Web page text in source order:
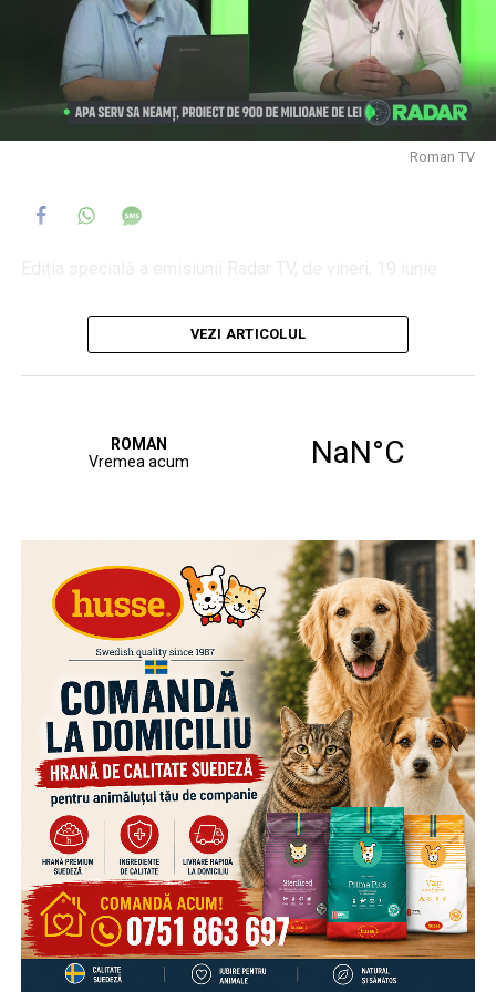
Roman TV
invitat: Vlad Angheluță, director Apa Serv Neamț
moderator: Daniel Muraru
și apă uzată
Când vor începe lucrările și în cât timp trebuie finalizate
VEZI ARTICOLUL